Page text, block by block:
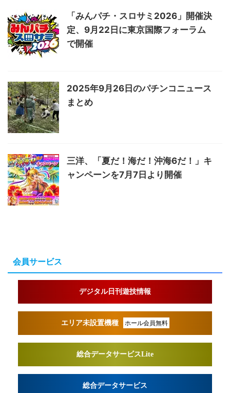
「みんパチ・スロサミ2026」開催決
定、9月22日に東京国際フォーラム
で開催
2025年9月26日のパチンコニュース
まとめ
三洋、「夏だ！海だ！沖海6だ！」キ
ャンペーンを7月7日より開催
会員サービス
デジタル日刊遊技情報
エリア未設置機種 ホール会員無料
総合データサービスLite
総合データサービス